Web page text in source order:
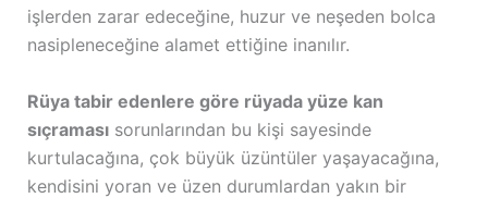
işlerden zarar edeceğine, huzur ve neşeden bolca
nasipleneceğine alamet ettiğine inanılır.
Rüya tabir edenlere göre rüyada yüze kan
sıçramasısorunlarından bu kişi sayesinde
kurtulacağına, çok büyük üzüntüler yaşayacağına,
kendisini yoran ve üzen durumlardan yakın bir